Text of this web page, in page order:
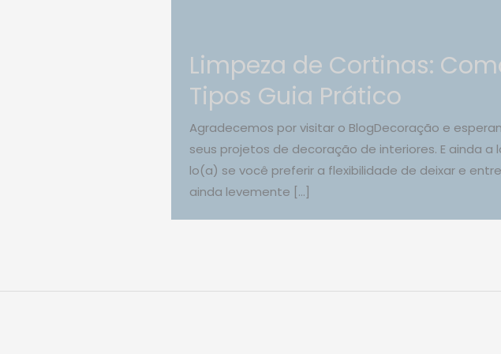
Limpeza de Cortinas:
Tipos Guia Prático
Agradecemos por visitar o BlogDecoração e
seus projetos de decoração de interiores. E ainda a
lo(a) se você preferir a flexibilidade de deixar e
ainda levemente […]